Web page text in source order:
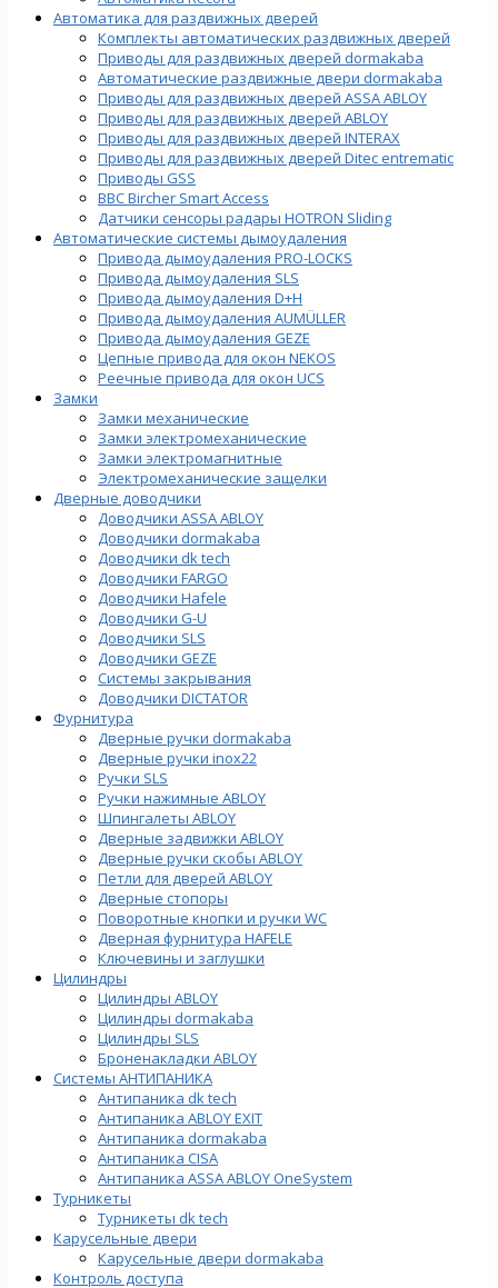
Автоматика для раздвижных дверей
Комплекты автоматических раздвижных дверей
Приводы для раздвижных дверей dormakaba
Автоматические раздвижные двери dormakaba
Приводы для раздвижных дверей ASSA ABLOY
Приводы для раздвижных дверей ABLOY
Приводы для раздвижных дверей INTERAX
Приводы для раздвижных дверей Ditec entrematic
Приводы GSS
BBC Bircher Smart Access
Датчики сенсоры радары HOTRON Sliding
Автоматические системы дымоудаления
Привода дымоудаления PRO-LOCKS
Привода дымоудаления SLS
Привода дымоудаления D+H
Привода дымоудаления AUMÜLLER
Привода дымоудаления GEZE
Цепные привода для окон NEKOS
Реечные привода для окон UСS
Замки
Замки механические
Замки электромеханические
Замки электромагнитные
Электромеханические защелки
Дверные доводчики
Доводчики ASSA ABLOY
Доводчики dormakaba
Доводчики dk tech
Доводчики FARGO
Доводчики Hafele
Доводчики G-U
Доводчики SLS
Доводчики GEZE
Cистемы закрывания
Доводчики DICTATOR
Фурнитура
Дверные ручки dormakaba
Дверные ручки inox22
Ручки SLS
Ручки нажимные ABLOY
Шпингалеты ABLOY
Дверные задвижки ABLOY
Дверные ручки скобы ABLOY
Петли для дверей ABLOY
Дверные стопоры
Поворотные кнопки и ручки WC
Дверная фурнитура HAFELE
Ключевины и заглушки
Цилиндры
Цилиндры ABLOY
Цилиндры dormakaba
Цилиндры SLS
Броненакладки ABLOY
Системы АНТИПАНИКА
Антипаника dk tech
Антипаника ABLOY EXIT
Антипаника dormakaba
Антипаника СISA
Антипаника ASSA ABLOY OneSystem
Турникеты
Турникеты dk tech
Карусельные двери
Карусельные двери dormakaba
Контроль доступа